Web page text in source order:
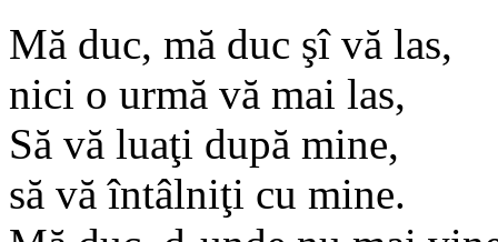
Mă duc, mă duc şî vă las,
nici o urmă vă mai las,
Să vă luaţi după mine,
să vă întâlniţi cu mine.